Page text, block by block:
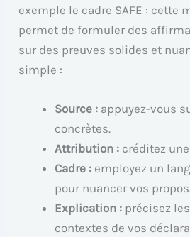
exemple le cadre SAFE : cette
permet de formuler des
sur des preuves solides et
simple :
Source : appuyez-vous
concrètes.
Attribution : créditez
Cadre : employez un
pour nuancer vos
Explication : précisez
contextes de vos